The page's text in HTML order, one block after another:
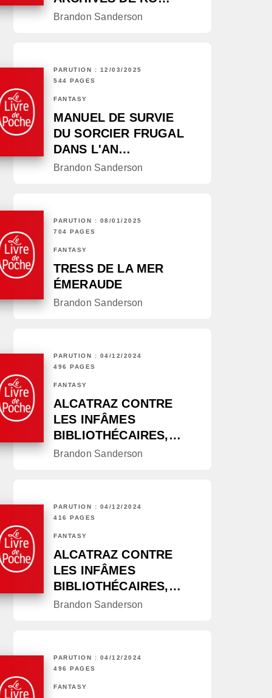
Brandon Sanderson
PARUTION : 12/03/2025
544 PAGES
FANTASY
MANUEL DE SURVIE
DU SORCIER FRUGAL
DANS L'AN…
Brandon Sanderson
PARUTION : 08/01/2025
704 PAGES
FANTASY
TRESS DE LA MER
ÉMERAUDE
Brandon Sanderson
PARUTION : 04/12/2024
496 PAGES
FANTASY
ALCATRAZ CONTRE
LES INFÂMES
BIBLIOTHÉCAIRES,…
Brandon Sanderson
PARUTION : 04/12/2024
416 PAGES
FANTASY
ALCATRAZ CONTRE
LES INFÂMES
BIBLIOTHÉCAIRES,…
Brandon Sanderson
PARUTION : 04/12/2024
496 PAGES
FANTASY